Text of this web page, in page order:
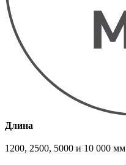
Длина
1200, 2500, 5000 и 10 000 мм